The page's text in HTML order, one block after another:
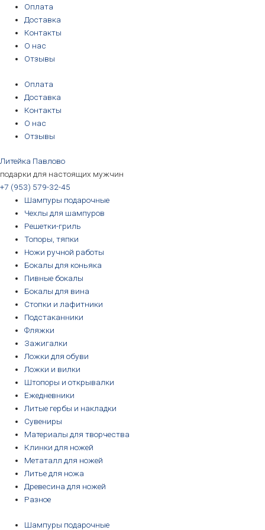
Перейти
содержимому
Оплата
Доставка
Контакты
О нас
Отзывы
Оплата
Доставка
Контакты
О нас
Отзывы
Литейка Павлово
подарки для настоящих мужчин
+7 (953) 579-32-45
Шампуры подарочные
Чехлы для шампуров
Решетки-гриль
Топоры, тяпки
Ножи ручной работы
Бокалы для коньяка
Пивные бокалы
Бокалы для вина
Стопки и лафитники
Подстаканники
Фляжки
Зажигалки
Ложки для обуви
Ложки и вилки
Штопоры и открывалки
Ежедневники
Литые гербы и накладки
Сувениры
Материалы для творчества
Клинки для ножей
Метаталл для ножей
Литье для ножа
Древесина для ножей
Разное
Шампуры подарочные
Количество
товара
Накладка
"Рыбак
художественное
литье
Первоначальная
цена
составляла
Первоначальная
цена
составляла
Первоначальная
цена
составляла
Первоначальная
цена
составляла